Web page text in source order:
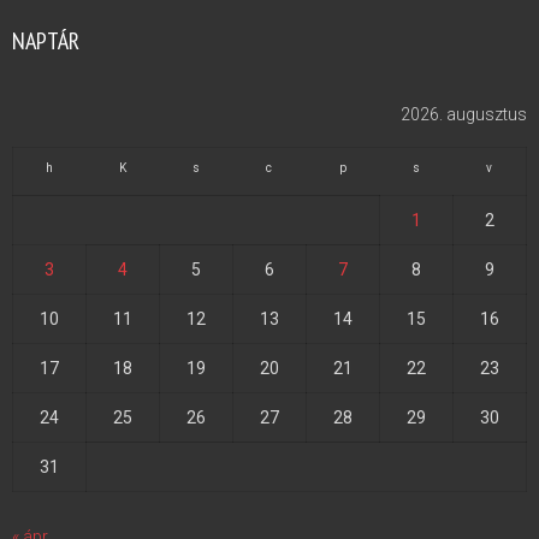
NAPTÁR
2026. augusztus
h K s c p s v
1 2
3 4 5 6 7 8 9
10 11 12 13 14 15 16
17 18 19 20 21 22 23
24 25 26 27 28 29 30
31